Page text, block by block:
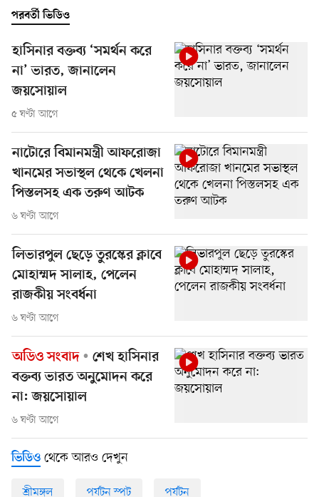
পরবর্তী ভিডিও
হাসিনার বক্তব্য ‘সমর্থন করে
না’ ভারত, জানালেন
জয়সোয়াল
৫ ঘণ্টা আগে
নাটোরে বিমানমন্ত্রী আফরোজা
খানমের সভাস্থল থেকে খেলনা
পিস্তলসহ এক তরুণ আটক
৬ ঘণ্টা আগে
লিভারপুল ছেড়ে তুরস্কের ক্লাবে
মোহাম্মদ সালাহ, পেলেন
রাজকীয় সংবর্ধনা
৬ ঘণ্টা আগে
অডিও সংবাদ
শেখ হাসিনার
বক্তব্য ভারত অনুমোদন করে
না: জয়সোয়াল
৬ ঘণ্টা আগে
ভিডিও থেকে আরও দেখুন
শ্রীমঙ্গল পর্যটন স্পট পর্যটন